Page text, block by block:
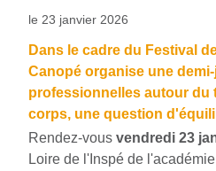
le 23 janvier 2026
Dans le cadre du Festival
Canopé organise une
professionnelles autour du
corps, une question
Rendez-vous vendredi 23
Loire de l'Inspé de